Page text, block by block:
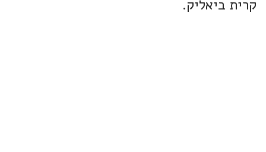
קרית ביאליק.